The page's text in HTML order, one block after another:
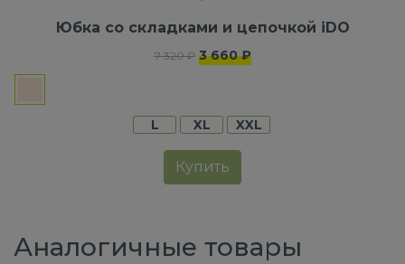
Юбка со складками и цепочкой iDO
7 320 ₽ 3 660 ₽
L XL XXL
Купить
Аналогичные товары